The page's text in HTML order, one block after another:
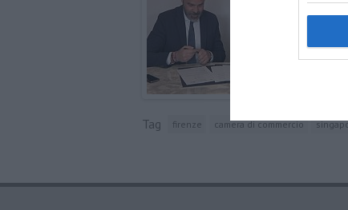
Tag firenze camera di commercio